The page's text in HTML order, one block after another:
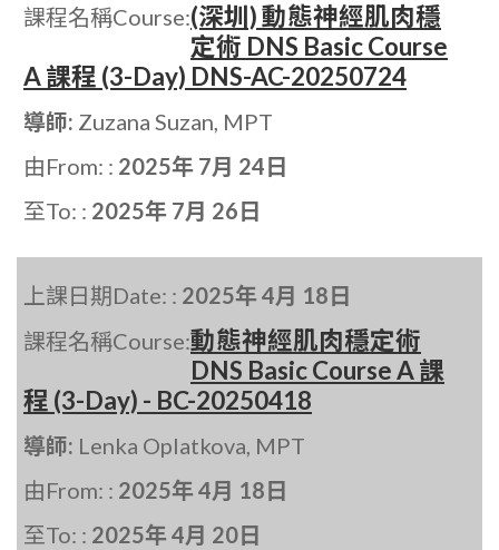
課程名稱Course:(深圳) 動態神經肌肉穩
定術 DNS Basic Course
A 課程 (3-Day) DNS-AC-20250724
導師: Zuzana Suzan, MPT
由From: : 2025年 7月 24日
至To: : 2025年 7月 26日
上課日期Date: : 2025年 4月 18日
課程名稱Course:動態神經肌肉穩定術
DNS Basic Course A 課
程 (3-Day) - BC-20250418
導師: Lenka Oplatkova, MPT
由From: : 2025年 4月 18日
至To: : 2025年 4月 20日